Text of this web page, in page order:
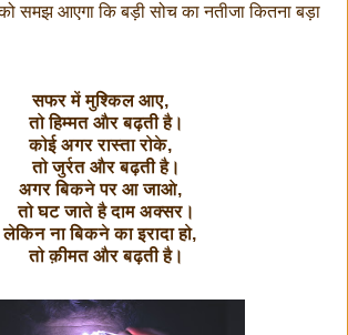
समझ आएगा कि बड़ी सोच का नतीजा कितना बड़ा
सफर में मुश्किल आए,
तो हिम्मत और बढ़ती है।
कोई अगर रास्ता रोके,
तो जुर्रत और बढ़ती है।
अगर बिकने पर आ जाओ,
तो घट जाते है दाम अक्सर।
लेकिन ना बिकने का इरादा हो,
तो क़ीमत और बढ़ती है।